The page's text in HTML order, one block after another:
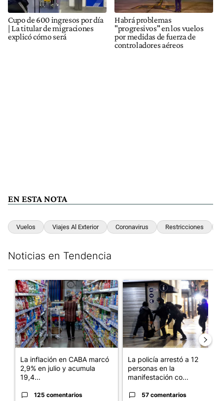
Cupo de 600 ingresos por día
| La titular de migraciones
explicó cómo será
Habrá problemas
"progresivos" en los vuelos
por medidas de fuerza de
controladores aéreos
EN ESTA NOTA
Vuelos Viajes Al Exterior Coronavirus Restricciones
Noticias en Tendencia
Un artículo de tendencia con el título "La inflación en CABA
La inflación en CABA marcó
2,9% en julio y acumula
19,4...
125 comentarios
Un artículo de tendencia con
La policía arrestó a 12
personas en la
manifestación co...
57 comentarios